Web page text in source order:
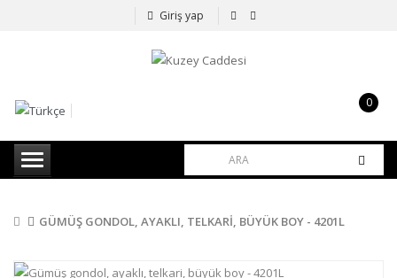
Giriş yap
0
-
0,00TL
GÜMÜŞ GONDOL, AYAKLI, TELKARI, BÜYÜK BOY - 4201L